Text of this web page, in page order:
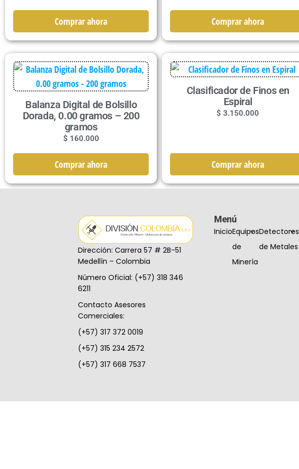
Comprar ahora Comprar ahora
Balanza Digital de Bolsillo
Dorada, 0.00 gramos – 200
gramos
$ 160.000
Comprar ahora
Clasificador de Finos en
Espiral
$ 3.150.000
Comprar ahora
Dirección: Carrera 57 # 2B-51
Medellín – Colombia
Número Oficial: (+57) 318 346
6211
Contacto Asesores
Comerciales:
(+57) 317 372 0019
(+57) 315 234 2572
(+57) 317 668 7537
Menú
InicioEquipos
de
Minería
Detectores
de Metales